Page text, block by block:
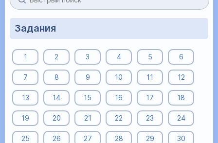
Задания
1 2 3 4 5 6
7 8 9 10 11 12
13 14 15 16 17 18
19 20 21 22 23 24
25 26 27 28 29 30